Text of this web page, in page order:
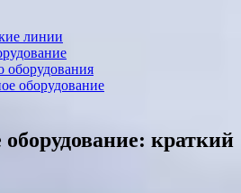
линии
оборудования
оборудование
краткий